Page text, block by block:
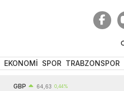
EKONOMİ SPOR TRABZONSPOR
64,63 0,44%